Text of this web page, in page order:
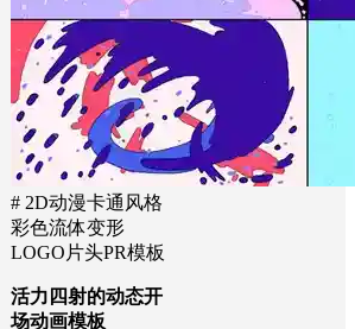
# 2D动漫卡通风格
彩色流体变形
LOGO片头PR模板
活力四射的动态开
场动画模板